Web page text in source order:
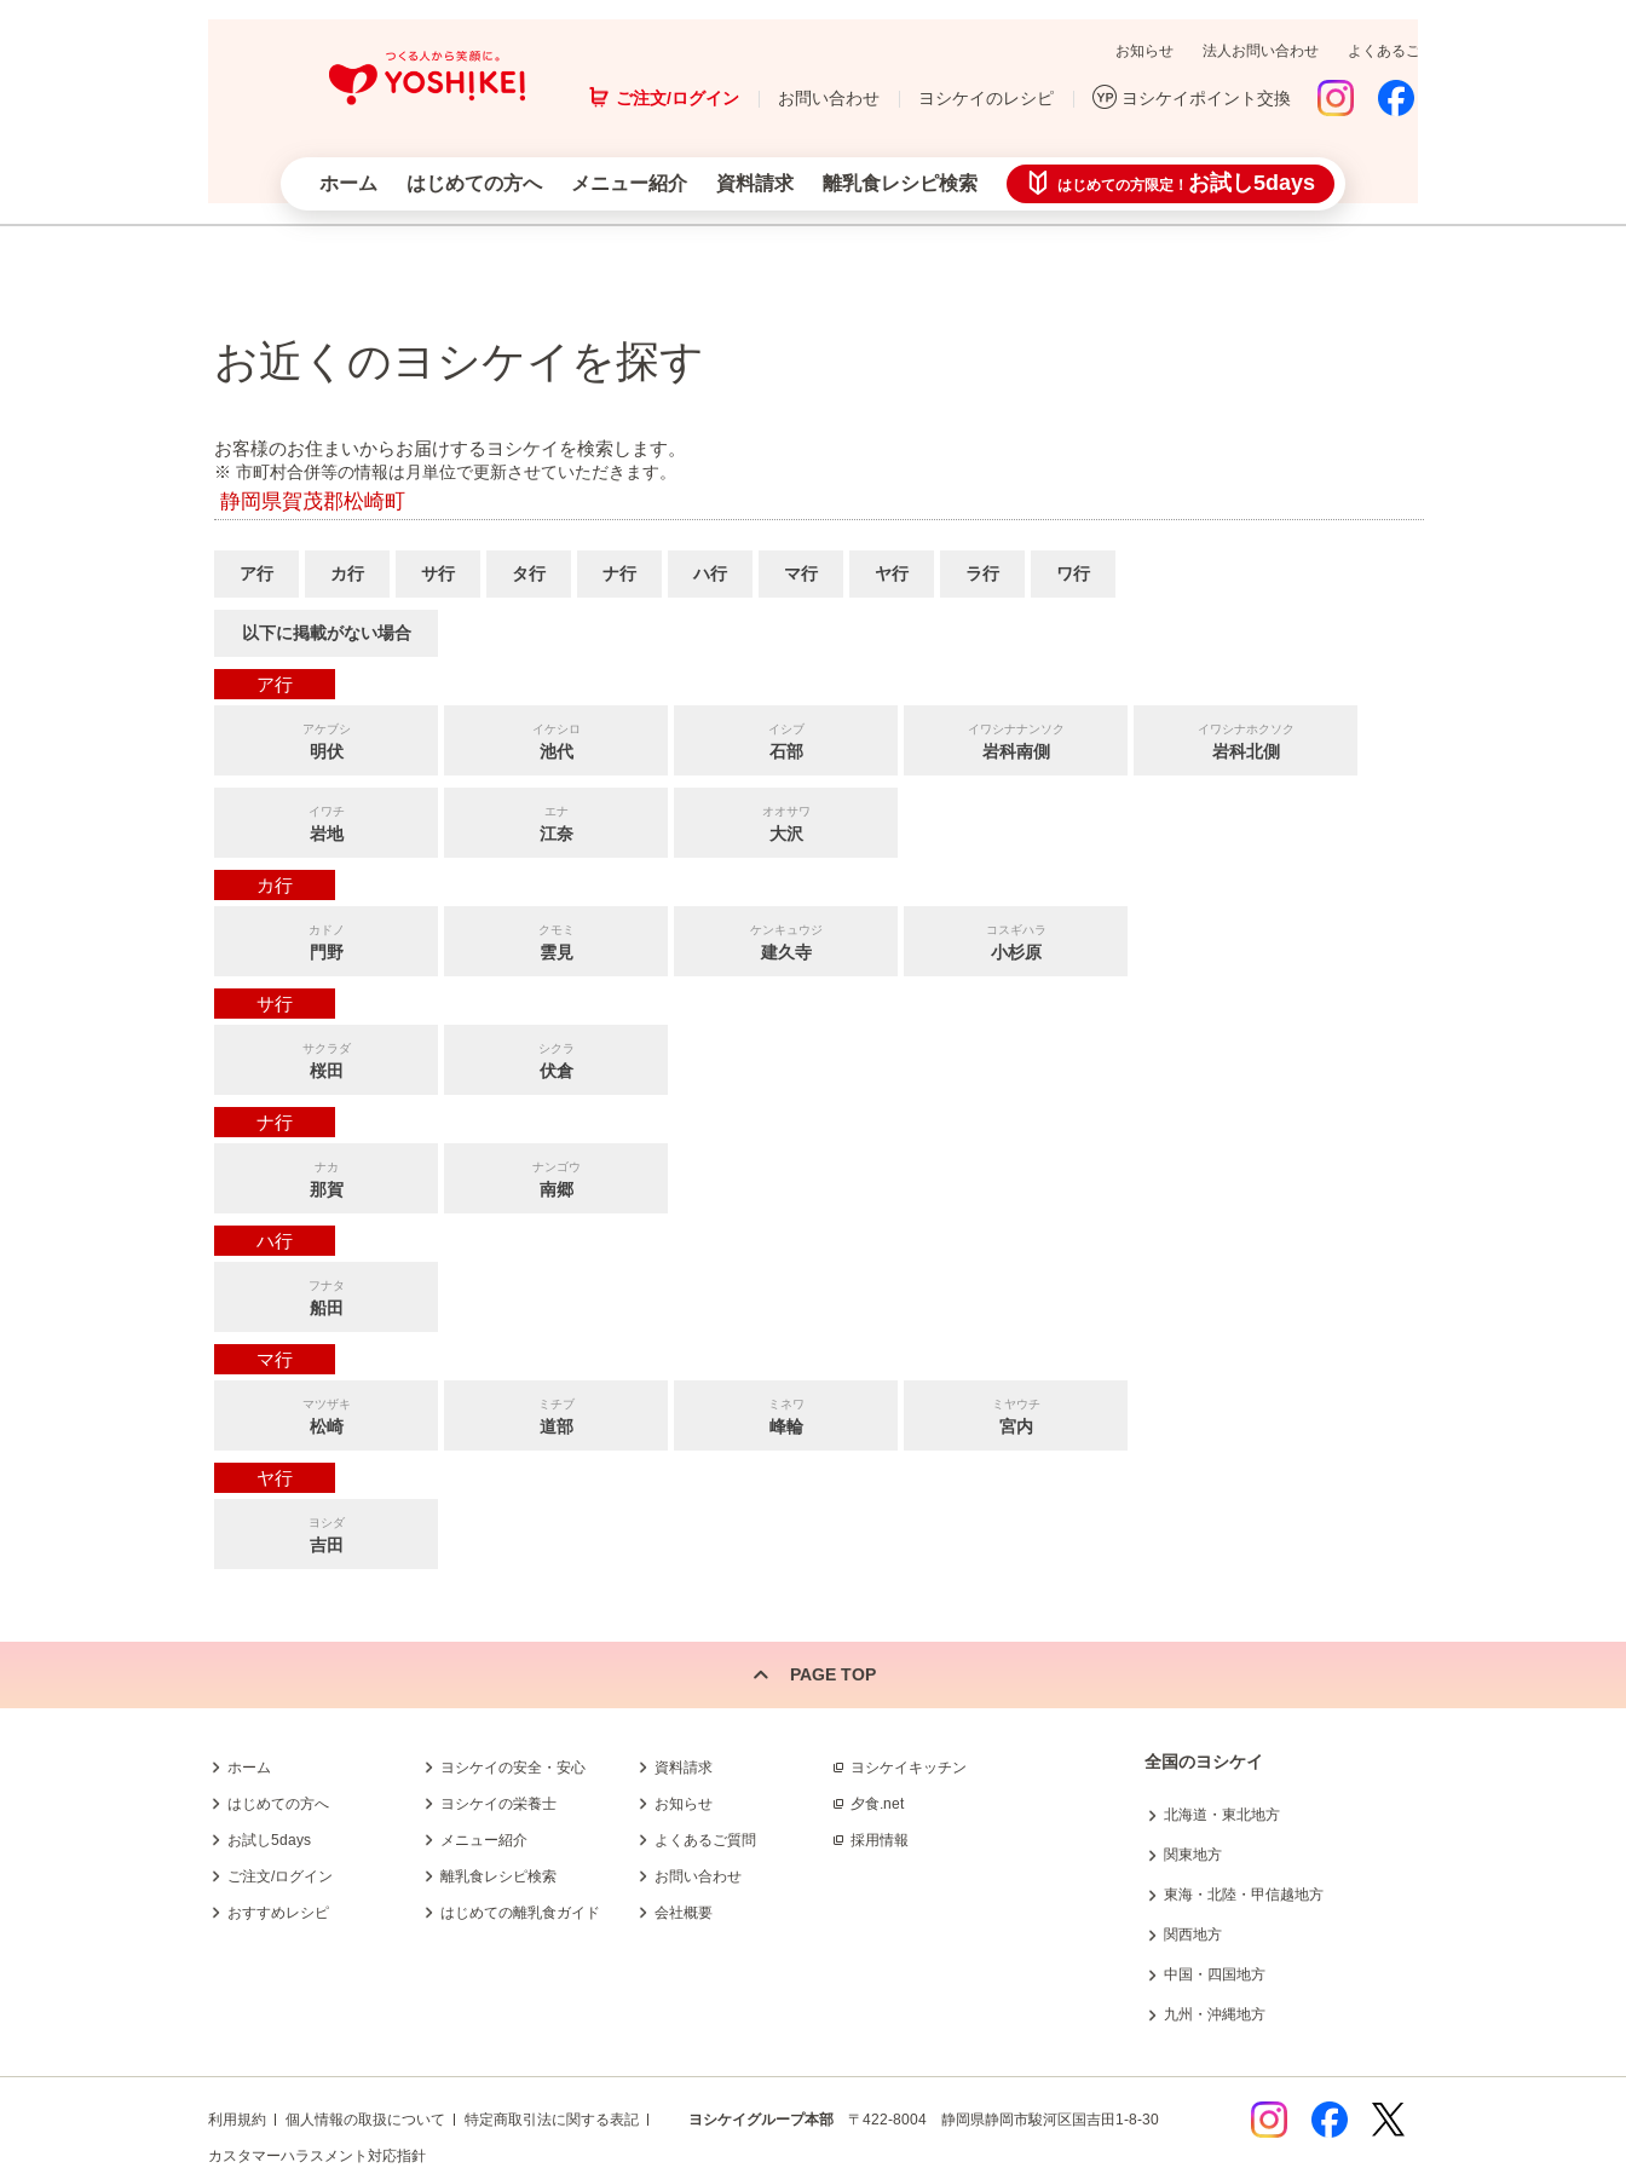
お知らせ 法人お問い合わせ よくあるご質問
ご注文/ログイン お問い合わせ ヨシケイのレシピ ヨシケイポイント交換
ホーム はじめての方へ メニュー紹介 資料請求 離乳食レシピ検索 はじめての方限定！ お試し5days
お近くのヨシケイを探す
お客様のお住まいからお届けするヨシケイを検索します。
※ 市町村合併等の情報は月単位で更新させていただきます。
静岡県賀茂郡松崎町
ア行 カ行 サ行 タ行 ナ行 ハ行 マ行 ヤ行 ラ行 ワ行
以下に掲載がない場合
ア行
アケブシ
明伏
イケシロ
池代
イシブ
石部
イワシナナンソク
岩科南側
イワシナホクソク
岩科北側
イワチ
岩地
エナ
江奈
オオサワ
大沢
カ行
カドノ
門野
クモミ
雲見
ケンキュウジ
建久寺
コスギハラ
小杉原
サ行
サクラダ
桜田
シクラ
伏倉
ナ行
ナカ
那賀
ナンゴウ
南郷
ハ行
フナタ
船田
マ行
マツザキ
松崎
ミチブ
道部
ミネワ
峰輪
ミヤウチ
宮内
ヤ行
ヨシダ
吉田
PAGE TOP
ホーム
はじめての方へ
お試し5days
ご注文/ログイン
おすすめレシピ
ヨシケイの安全・安心
ヨシケイの栄養士
メニュー紹介
離乳食レシピ検索
はじめての離乳食ガイド
資料請求
お知らせ
よくあるご質問
お問い合わせ
会社概要
ヨシケイキッチン
夕食.net
採用情報
全国のヨシケイ
北海道・東北地方
関東地方
東海・北陸・甲信越地方
関西地方
中国・四国地方
九州・沖縄地方
利用規約 個人情報の取扱について 特定商取引法に関する表記
カスタマーハラスメント対応指針
ヨシケイグループ本部 〒422-8004 静岡県静岡市駿河区国吉田1-8-30